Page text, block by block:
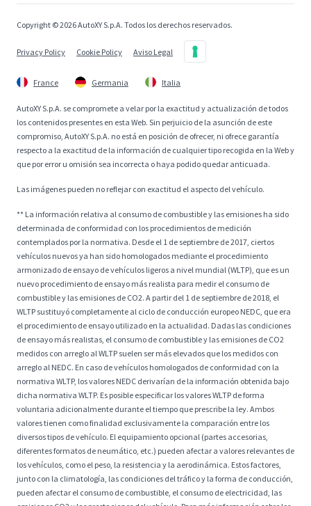
Copyright © 2026 AutoXY S.p.A. Todos los derechos reservados.
Privacy Policy Cookie Policy Aviso Legal
France Germania Italia
AutoXY S.p.A. se compromete a velar por la exactitud y actualización de todos
los contenidos presentes en esta Web. Sin perjuicio de la asunción de este
compromiso, AutoXY S.p.A. no está en posición de ofrecer, ni ofrece garantía
respecto a la exactitud de la información de cualquier tipo recogida en la Web y
que por error u omisión sea incorrecta o haya podido quedar anticuada.
Las imágenes pueden no reflejar con exactitud el aspecto del vehículo.
** La información relativa al consumo de combustible y las emisiones ha sido
determinada de conformidad con los procedimientos de medición
contemplados por la normativa. Desde el 1 de septiembre de 2017, ciertos
vehículos nuevos ya han sido homologados mediante el procedimiento
armonizado de ensayo de vehículos ligeros a nivel mundial (WLTP), que es un
nuevo procedimiento de ensayo más realista para medir el consumo de
combustible y las emisiones de CO2. A partir del 1 de septiembre de 2018, el
WLTP sustituyó completamente al ciclo de conducción europeo NEDC, que era
el procedimiento de ensayo utilizado en la actualidad. Dadas las condiciones
de ensayo más realistas, el consumo de combustible y las emisiones de CO2
medidos con arreglo al WLTP suelen ser más elevados que los medidos con
arreglo al NEDC. En caso de vehículos homologados de conformidad con la
normativa WLTP, los valores NEDC derivarían de la información obtenida bajo
dicha normativa WLTP. Es posible especificar los valores WLTP de forma
voluntaria adicionalmente durante el tiempo que prescribe la ley. Ambos
valores tienen como finalidad exclusivamente la comparación entre los
diversos tipos de vehículo. El equipamiento opcional (partes accesorias,
diferentes formatos de neumático, etc.) pueden afectar a valores relevantes de
los vehículos, como el peso, la resistencia y la aerodinámica. Estos factores,
junto con la climatología, las condiciones del tráfico y la forma de conducción,
pueden afectar el consumo de combustible, el consumo de electricidad, las